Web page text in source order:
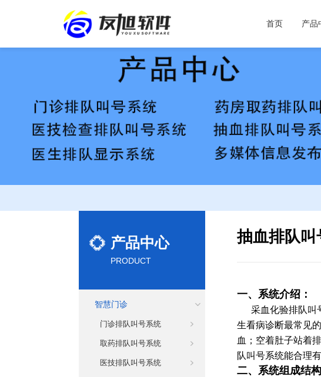
首页 产品
抽血排队叫
一、系统介绍：
采血化验排队叫
生看病诊断最常见
血；空着肚子站着
队叫号系统能合理
二、系统组成结构
产品中心
PRODUCT
智慧门诊
门诊排队叫号系统
取药排队叫号系统
医技排队叫号系统